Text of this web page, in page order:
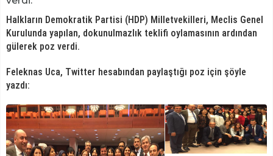
Halkların Demokratik Partisi (HDP) Milletvekilleri, Meclis Genel
Kurulunda yapılan, dokunulmazlık teklifi oylamasının ardından
gülerek poz verdi.
Feleknas Uca, Twitter hesabından paylaştığı poz için şöyle
yazdı: